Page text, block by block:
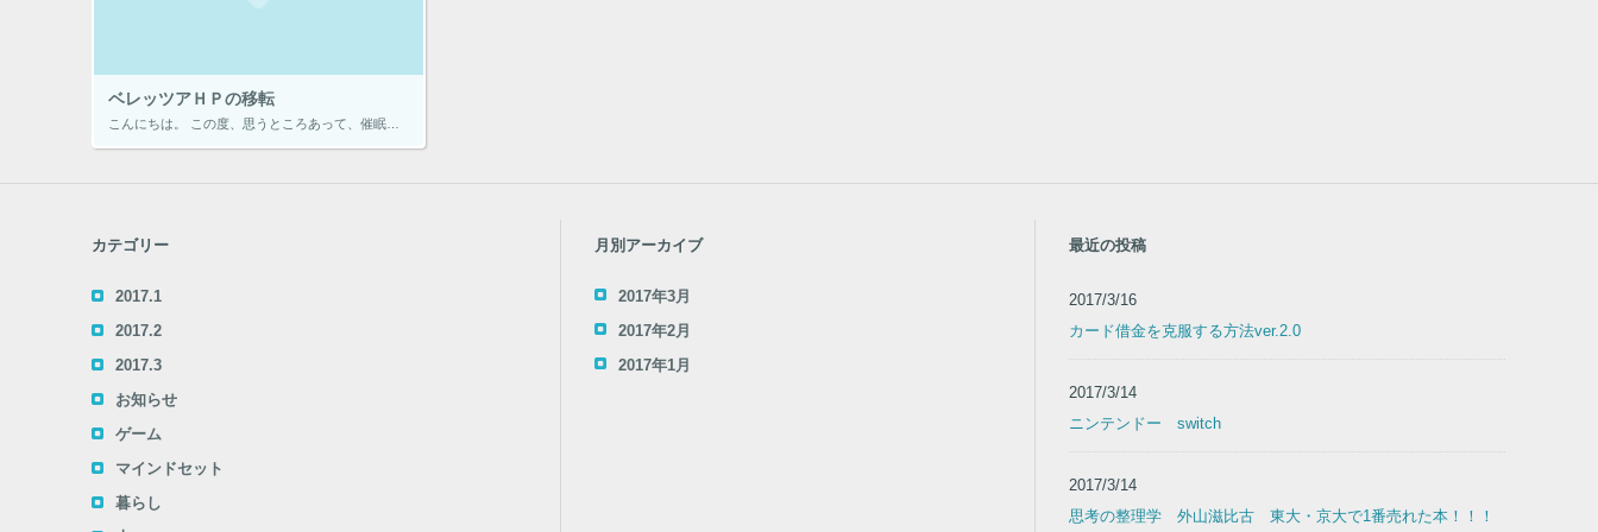
ベレッツアＨＰの移転
カテゴリー
2017.1
2017.2
2017.3
お知らせ
ゲーム
マインドセット
暮らし
月別アーカイブ
2017年3月
2017年2月
2017年1月
最近の投稿
2017/3/16
カード借金を克服する方法ver.2.0
2017/3/14
ニンテンドー switch
2017/3/14
思考の整理学 外山滋比古 東大・京大で1番売れた本！！！